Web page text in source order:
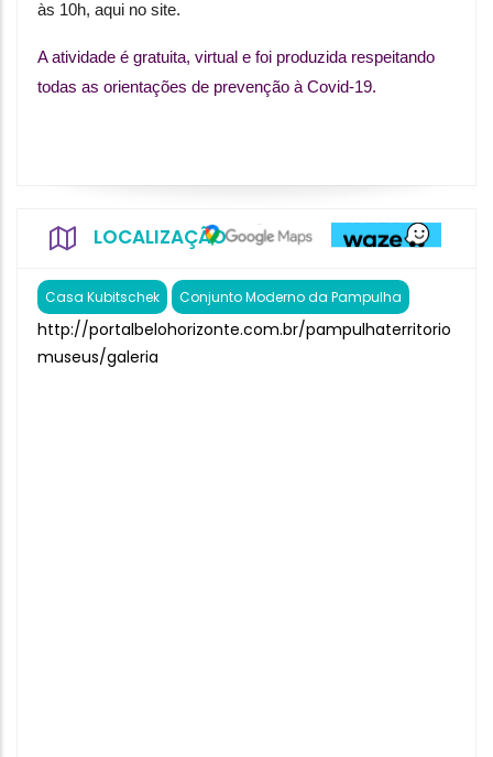
às 10h, aqui no site.
A atividade é gratuita, virtual e foi produzida respeitando
todas as orientações de prevenção à Covid-19.
LOCALIZAÇÃO
Casa Kubitschek Conjunto Moderno da Pampulha
http://portalbelohorizonte.com.br/pampulhaterritorio
museus/galeria